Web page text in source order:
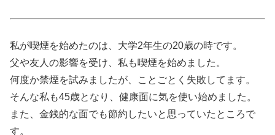
私が喫煙を始めたのは、大学2年生の20歳の時です。
父や友人の影響を受け、私も喫煙を始めました。
何度か禁煙を試みましたが、ことごとく失敗してます。
そんな私も45歳となり、健康面に気を使い始めました。
また、金銭的な面でも節約したいと思っていたところで
す。